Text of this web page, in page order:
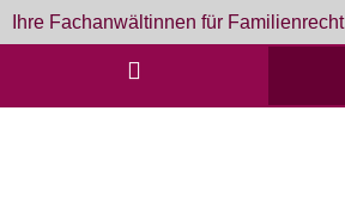
Zum
Inhalt
Ihre Fachanwältinnen für Familienrecht